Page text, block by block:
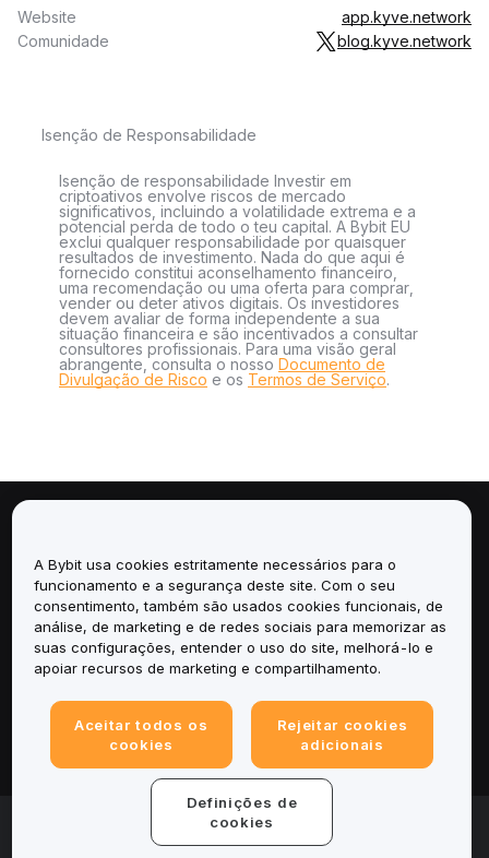
Website
app.kyve.network
Comunidade
blog.kyve.network
Isenção de Responsabilidade
Isenção de responsabilidade Investir em
criptoativos envolve riscos de mercado
significativos, incluindo a volatilidade extrema e a
potencial perda de todo o teu capital. A Bybit EU
exclui qualquer responsabilidade por quaisquer
resultados de investimento. Nada do que aqui é
fornecido constitui aconselhamento financeiro,
uma recomendação ou uma oferta para comprar,
vender ou deter ativos digitais. Os investidores
devem avaliar de forma independente a sua
situação financeira e são incentivados a consultar
consultores profissionais. Para uma visão geral
abrangente, consulta o nosso Documento de
Divulgação de Risco e os Termos de Serviço.
Serviços
Suporte
© 2025-2026 Bybit.eu. Todos os direitos reservados.
A Bybit usa cookies estritamente necessários para o
funcionamento e a segurança deste site. Com o seu
consentimento, também são usados cookies funcionais, de
análise, de marketing e de redes sociais para memorizar as
suas configurações, entender o uso do site, melhorá-lo e
apoiar recursos de marketing e compartilhamento.
Aceitar todos os
cookies
Rejeitar cookies
adicionais
Definições de
cookies